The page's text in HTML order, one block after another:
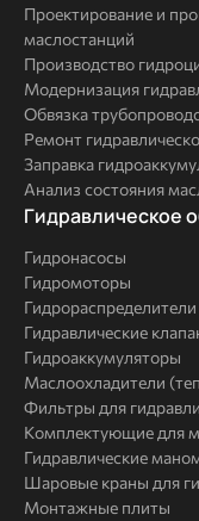
Проектирование и
маслостанций
Производство
Модернизация
Обвязка
Ремонт
Заправка
Анализ состояния
Комплексные
Гидравлическое
Гидронасосы
Гидромоторы
Гидрораспределители
Гидравлические
Гидроаккумуляторы
Маслоохладители
Фильтры для
Комплектующие для
Гидравлические
Шаровые краны для
Монтажные плиты